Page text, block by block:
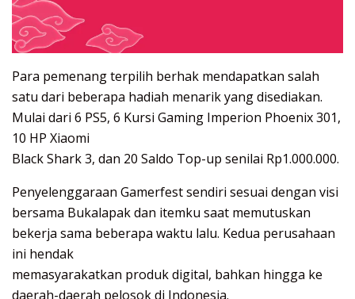
Para pemenang terpilih berhak mendapatkan salah
satu dari beberapa hadiah menarik yang disediakan.
Mulai dari 6 PS5, 6 Kursi Gaming Imperion Phoenix 301,
10 HP Xiaomi
Black Shark 3, dan 20 Saldo Top-up senilai Rp1.000.000.
Penyelenggaraan Gamerfest sendiri sesuai dengan visi
bersama Bukalapak dan itemku saat memutuskan
bekerja sama beberapa waktu lalu. Kedua perusahaan
ini hendak
memasyarakatkan produk digital, bahkan hingga ke
daerah-daerah pelosok di Indonesia.